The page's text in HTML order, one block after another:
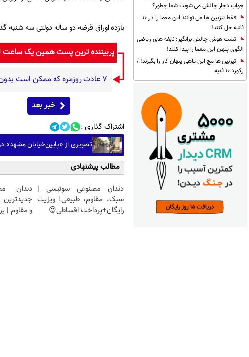
جواب دچار چالش می شوند، شما چطور؟
فقط تیزبین ها می توانند این معما را در 10
ثانیه حل کنند!
تست هوش چالش برانگیز: نابغه های ریاضی
الگوی پنهان این معما را پیدا کنند!
تیزبین ها مچ این ماهی پنهان کار را بگیرند! /
رکورد 10 ثانیه
بازده اوراق قرضه دو ساله دولتی سه شنبه گذشته به 11.34 درصد صعود کرد که بالاترین سطح از
پربیننده ترین پست همین یک ساعت
۷ عادت روزمره که ممکن است بدون آنکه متوجه باشید، به قلبتان فشار وارد کنند
خبر بعد
اشتراک گذاری :
تصویری از «پایین‌خیابان مشهد» در
مطالب پیشنهادی
دندان مصنوعی سوئیسی |
سبک، مقاوم، طبیعی! ویزیت
رایگان+پرداخت اقساطی😍
دندان
جدیدترین
و مقاوم |